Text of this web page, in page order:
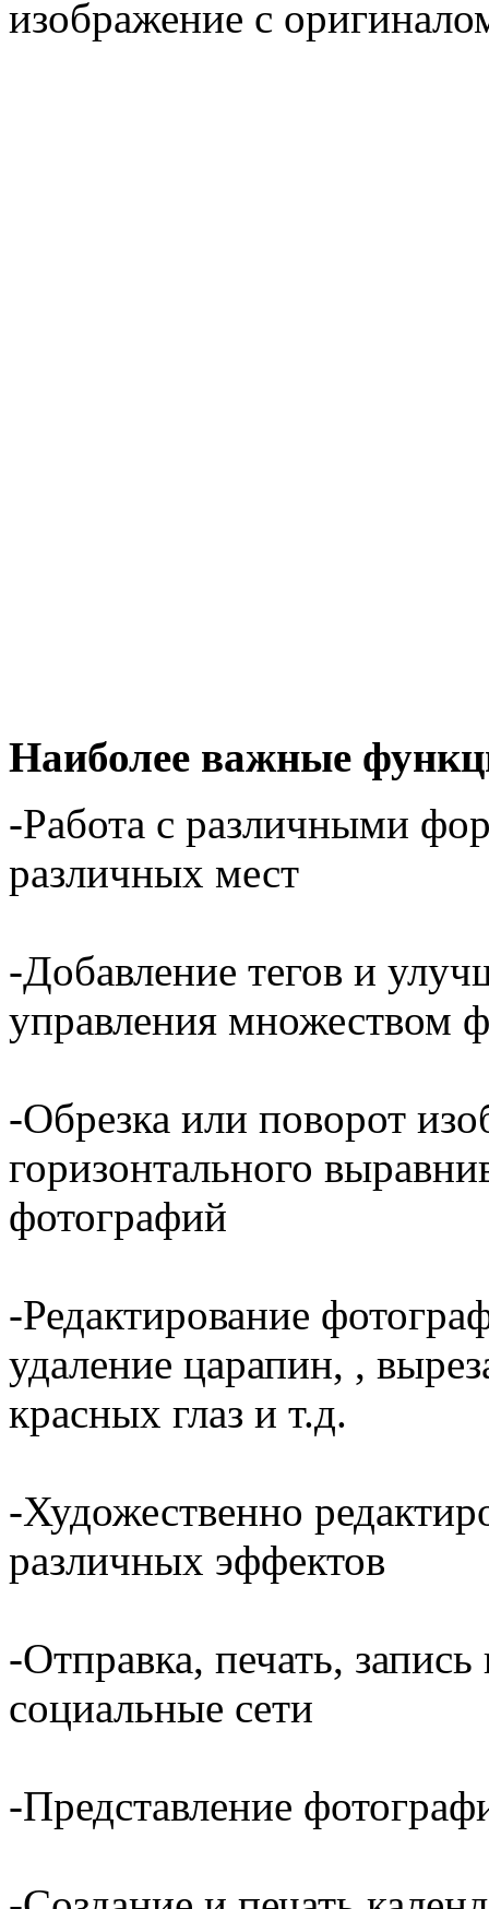
изображение с
Наиболее важные
-Работа с различными
различных мест
-Добавление тегов и
управления множеством
-Обрезка или поворот
горизонтального
фотографий
-Редактирование
удаление царапин, ,
красных глаз и т.д.
-Художественно
различных эффектов
-Отправка, печать,
социальные сети
-Представление